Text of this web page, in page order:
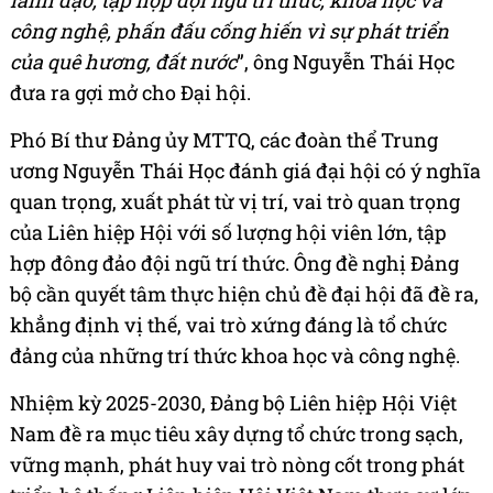
công nghệ, phấn đấu cống hiến vì sự phát triển
của quê hương, đất nước”, ông Nguyễn Thái Học
đưa ra gợi mở cho Đại hội.
Phó Bí thư Đảng ủy MTTQ, các đoàn thể Trung
ương Nguyễn Thái Học đánh giá đại hội có ý nghĩa
quan trọng, xuất phát từ vị trí, vai trò quan trọng
của Liên hiệp Hội với số lượng hội viên lớn, tập
hợp đông đảo đội ngũ trí thức. Ông đề nghị Đảng
bộ cần quyết tâm thực hiện chủ đề đại hội đã đề ra,
khẳng định vị thế, vai trò xứng đáng là tổ chức
đảng của những trí thức khoa học và công nghệ.
Nhiệm kỳ 2025-2030, Đảng bộ Liên hiệp Hội Việt
Nam đề ra mục tiêu xây dựng tổ chức trong sạch,
vững mạnh, phát huy vai trò nòng cốt trong phát